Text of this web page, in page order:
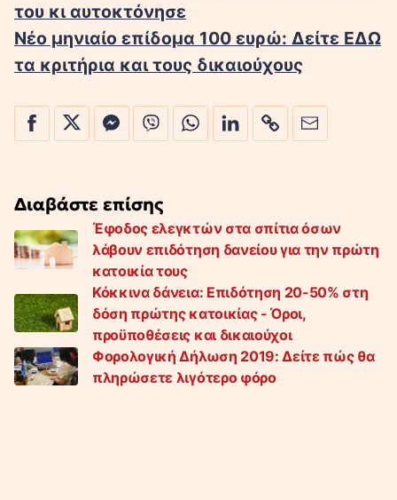
του κι αυτοκτόνησε
Νέο μηνιαίο επίδομα 100 ευρώ: Δείτε ΕΔΩ
τα κριτήρια και τους δικαιούχους
Διαβάστε επίσης
Έφοδος ελεγκτών στα σπίτια όσων
λάβουν επιδότηση δανείου για την πρώτη
κατοικία τους
Κόκκινα δάνεια: Επιδότηση 20-50% στη
δόση πρώτης κατοικίας - Όροι,
προϋποθέσεις και δικαιούχοι
Φορολογική Δήλωση 2019: Δείτε πώς θα
πληρώσετε λιγότερο φόρο